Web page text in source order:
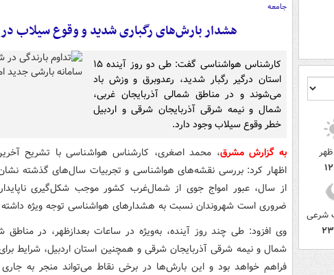
شرعی
جامعه
هشدار بارش‌های رگباری شدید و وقوع سیلاب در ۳ استان
کارشناس هواشناسی گفت: طی دو روز آینده ۱۵
استان درگیر رگبار شدید، رعدوبرق و وزش باد
می‌شوند و در مناطق شمالی آذربایجان غربی،
شمال و نیمه شرقی آذربایجان شرقی و اردبیل
خطر وقوع سیلاب وجود دارد.
به گزارش مشرق، محمد اصغری، کارشناس هواشناسی با تشریح
اظهار کرد: بررسی نقشه‌های هواشناسی و تجربیات سال‌های گذشته
از سال، عبور امواج جوی از شمال‌غرب کشور موجب شکل‌گیری
ضروری است شهروندان نسبت به هشدارهای هواشناسی توجه ویژه داشته
وی افزود: طی چند روز آینده، به‌ویژه در ساعات بعدازظهر، در مناطق
شمال و نیمه شرقی آذربایجان شرقی و همچنین استان اردبیل، شرایط
فراهم خواهد بود و این بارش‌ها در برخی نقاط می‌تواند منجر به